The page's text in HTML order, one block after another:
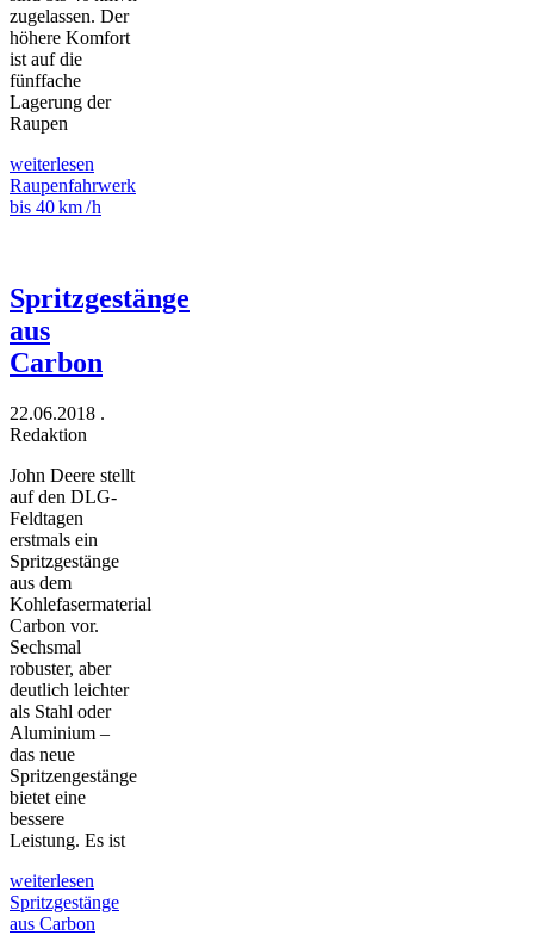
zugelassen. Der
höhere Komfort
ist auf die
fünffache
Lagerung der
Raupen
weiterlesen
Raupenfahrwerk
bis 40 km / h
Spritzgestänge
aus
Carbon
22.06.2018 .
Redaktion
John Deere stellt
auf den DLG-
Feldtagen
erstmals ein
Spritzgestänge
aus dem
Kohlefasermaterial
Carbon vor.
Sechsmal
robuster, aber
deutlich leichter
als Stahl oder
Aluminium –
das neue
Spritzengestänge
bietet eine
bessere
Leistung. Es ist
weiterlesen
Spritzgestänge
aus Carbon